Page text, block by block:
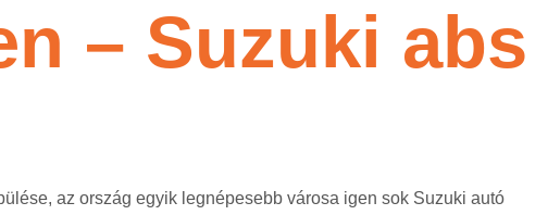
– Suzuki abs
az ország egyik legnépesebb városa igen sok Suzuki autó